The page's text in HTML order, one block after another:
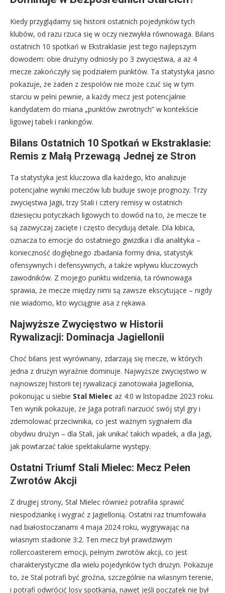
Kiedy przyglądamy się historii ostatnich pojedynków tych
klubów, od razu rzuca się w oczy niezwykła równowaga. Bilans
ostatnich 10 spotkań w Ekstraklasie jest tego najlepszym
dowodem: obie drużyny odniosły po 3 zwycięstwa, a aż 4
mecze zakończyły się podziałem punktów. Ta statystyka jasno
pokazuje, że żaden z zespołów nie może czuć się w tym
starciu w pełni pewnie, a każdy mecz jest potencjalnie
kandydatem do miana „punktów zwrotnych” w kontekście
ligowej tabeli i rankingów.
Bilans Ostatnich 10 Spotkań w Ekstraklasie:
Remis z Małą Przewagą Jednej ze Stron
Ta statystyka jest kluczowa dla każdego, kto analizuje
potencjalne wyniki meczów lub buduje swoje prognozy. Trzy
zwycięstwa Jagii, trzy Stali i cztery remisy w ostatnich
dziesięciu potyczkach ligowych to dowód na to, że mecze te
są zazwyczaj zacięte i często decydują detale. Dla kibica,
oznacza to emocje do ostatniego gwizdka i dla analityka –
konieczność dogłębnego zbadania formy dnia, statystyk
ofensywnych i defensywnych, a także wpływu kluczowych
zawodników. Z mojego punktu widzenia, ta równowaga
sprawia, że mecze między nimi są zawsze ekscytujące – nigdy
nie wiadomo, kto wyciągnie asa z rękawa.
Najwyższe Zwycięstwo w Historii
Rywalizacji: Dominacja Jagiellonii
Choć bilans jest wyrównany, zdarzają się mecze, w których
jedna z drużyn wyraźnie dominuje. Najwyższe zwycięstwo w
najnowszej historii tej rywalizacji zanotowała Jagiellonia,
pokonując u siebie Stal Mielec aż 4:0 w listopadzie 2023 roku.
Ten wynik pokazuje, że Jaga potrafi narzucić swój styl gry i
zdemolować przeciwnika, co jest ważnym sygnałem dla
obydwu drużyn – dla Stali, jak unikać takich wpadek, a dla Jagi,
jak powtarzać takie spektakularne występy.
Ostatni Triumf Stali Mielec: Mecz Pełen
Zwrotów Akcji
Z drugiej strony, Stal Mielec również potrafiła sprawić
niespodziankę i wygrać z Jagiellonią. Ostatni raz triumfowała
nad białostoczanami 4 maja 2024 roku, wygrywając na
własnym stadionie 3:2. Ten mecz był prawdziwym
rollercoasterem emocji, pełnym zwrotów akcji, co jest
charakterystyczne dla wielu pojedynków tych drużyn. Pokazuje
to, że Stal potrafi być groźna, szczególnie na własnym terenie,
i potrafi odwrócić losy spotkania, nawet jeśli początek nie był